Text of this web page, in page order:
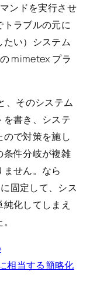
ンドを実行させ
トラブルの元に
い）システム
mimetex プラ
、そのシステム
書き、システ
で対策を施し
条件分岐が複雑
せん。なら
に固定して、シス
化してしまえ
相当する簡略化